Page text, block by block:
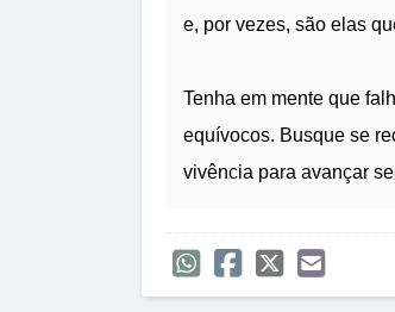
e, por vezes, são elas
Tenha em mente que
equívocos. Busque se
vivência para avançar